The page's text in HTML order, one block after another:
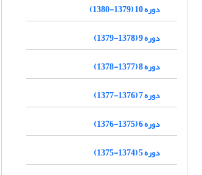
دوره 10 (1379-1380)
دوره 9 (1378-1379)
دوره 8 (1377-1378)
دوره 7 (1376-1377)
دوره 6 (1375-1376)
دوره 5 (1374-1375)